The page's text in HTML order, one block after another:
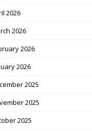
2026
2026
2026
2026
2025
2025
2025